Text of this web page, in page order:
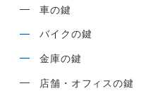
車の鍵
バイクの鍵
金庫の鍵
店舗・オフィスの鍵